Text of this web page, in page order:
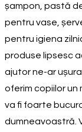
șampon, pastă
pentru vase,
pentru igiena
produse lipsesc
ajutor ne-ar
oferim copiilor un
va fi foarte
dumneavoastră.